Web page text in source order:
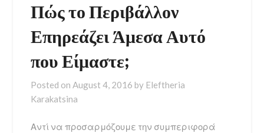
Πώς το Περιβάλλον
Επηρεάζει Άμεσα Αυτό
που Είμαστε;
Posted onAugust 4, 2016 by Eleftheria
Karakatsina
Αντί να προσαρμόζουμε την συμπεριφορά